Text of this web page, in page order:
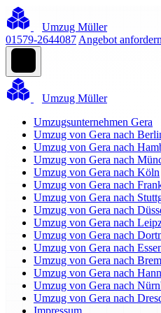
Umzug Müller
01579-2644087 Angebot anfordern
Umzug Müller
Umzugsunternehmen Gera
Umzug von Gera nach
Umzug von Gera nach
Umzug von Gera nach
Umzug von Gera nach Köln
Umzug von Gera nach
Umzug von Gera nach
Umzug von Gera nach
Umzug von Gera nach
Umzug von Gera nach
Umzug von Gera nach
Umzug von Gera nach
Umzug von Gera nach
Umzug von Gera nach
Umzug von Gera nach
Impressum